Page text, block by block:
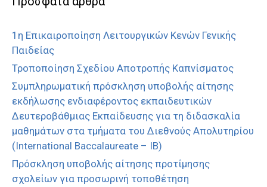
1η Επικαιροποίηση Λειτουργικών Κενών Γενικής
Παιδείας
Τροποποίηση Σχεδίου Αποτροπής Καπνίσματος
Συμπληρωματική πρόσκληση υποβολής αίτησης
εκδήλωσης ενδιαφέροντος εκπαιδευτικών
Δευτεροβάθμιας Εκπαίδευσης για τη διδασκαλία
μαθημάτων στα τμήματα του Διεθνούς Απολυτηρίου
(International Baccalaureate – IB)
Πρόσκληση υποβολής αίτησης προτίμησης
σχολείων για προσωρινή τοποθέτηση